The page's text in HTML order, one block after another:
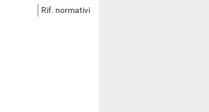
Rif. normativi